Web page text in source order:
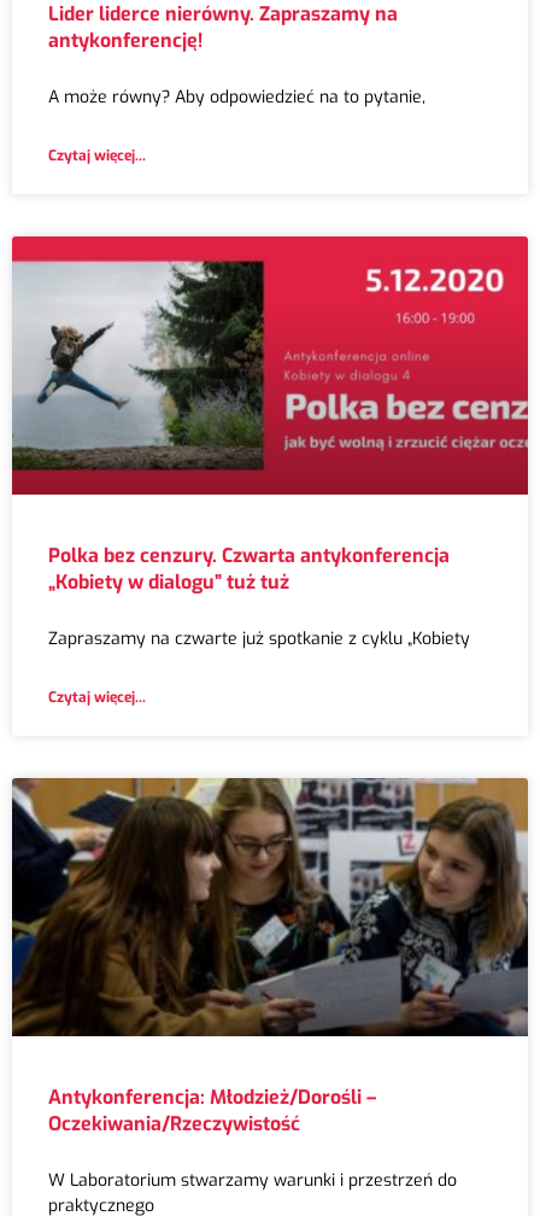
Lider liderce nierówny. Zapraszamy na
antykonferencję!
A może równy? Aby odpowiedzieć na to pytanie,
Czytaj więcej...
Polka bez cenzury. Czwarta antykonferencja
„Kobiety w dialogu” tuż tuż
Zapraszamy na czwarte już spotkanie z cyklu „Kobiety
Czytaj więcej...
Antykonferencja: Młodzież/Dorośli –
Oczekiwania/Rzeczywistość
W Laboratorium stwarzamy warunki i przestrzeń do
praktycznego